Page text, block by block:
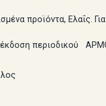
προϊόντα, Ελαΐς.
έκδοση περιοδικού